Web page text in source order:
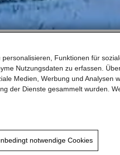
am See
Funktionen für
Nutzungsdaten zu erfassen.
Medien, Werbung und
der Dienste gesammelt wurden.
notwendige Cookies